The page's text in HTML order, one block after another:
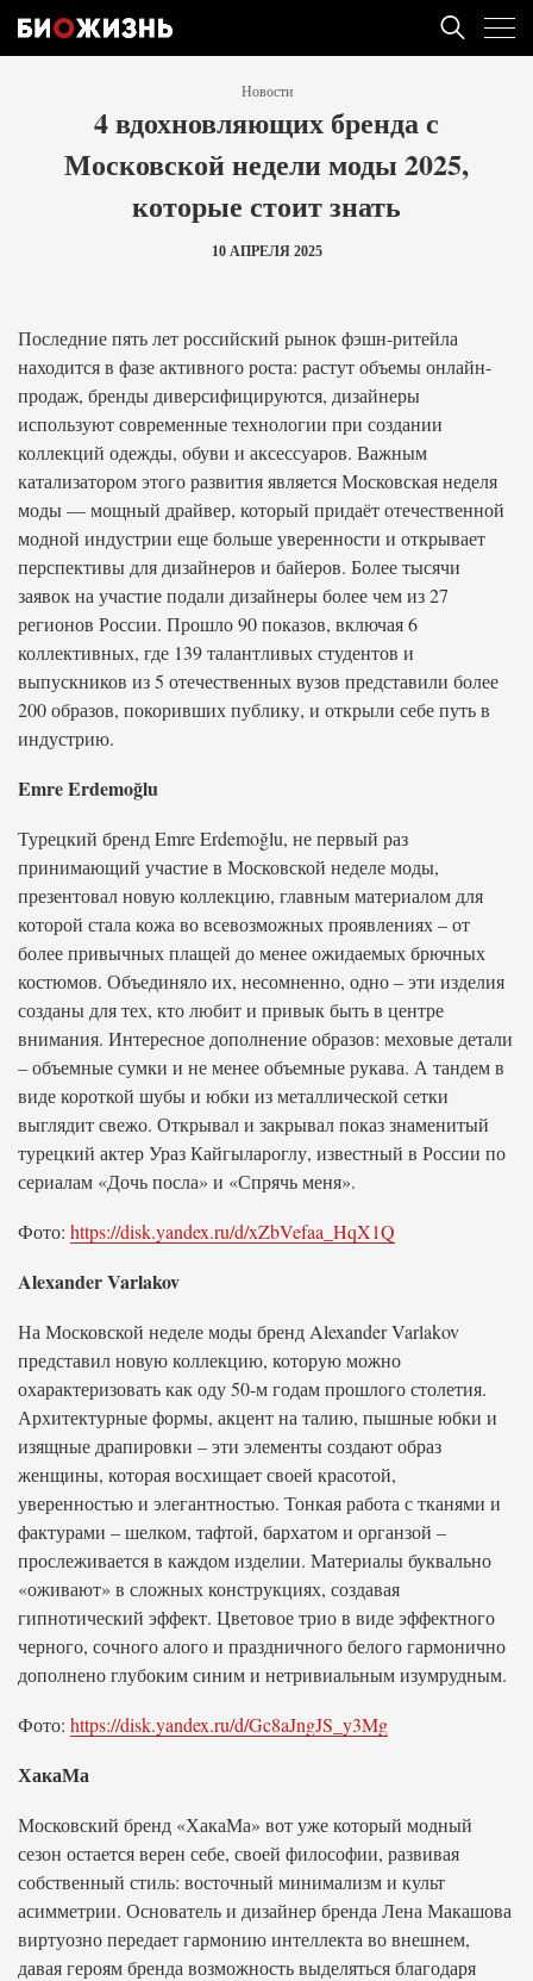
Новости
4 вдохновляющих бренда с
Московской недели моды 2025,
которые стоит знать
10 АПРЕЛЯ 2025
Последние пять лет российский рынок фэшн-ритейла
находится в фазе активного роста: растут объемы онлайн-
продаж, бренды диверсифицируются, дизайнеры
используют современные технологии при создании
коллекций одежды, обуви и аксессуаров. Важным
катализатором этого развития является Московская неделя
моды — мощный драйвер, который придаёт отечественной
модной индустрии еще больше уверенности и открывает
перспективы для дизайнеров и байеров. Более тысячи
заявок на участие подали дизайнеры более чем из 27
регионов России. Прошло 90 показов, включая 6
коллективных, где 139 талантливых студентов и
выпускников из 5 отечественных вузов представили более
200 образов, покоривших публику, и открыли себе путь в
индустрию.
Emre Erdemoğlu
Турецкий бренд Emre Erdemoğlu, не первый раз
принимающий участие в Московской неделе моды,
презентовал новую коллекцию, главным материалом для
которой стала кожа во всевозможных проявлениях – от
более привычных плащей до менее ожидаемых брючных
костюмов. Объединяло их, несомненно, одно – эти изделия
созданы для тех, кто любит и привык быть в центре
внимания. Интересное дополнение образов: меховые детали
– объемные сумки и не менее объемные рукава. А тандем в
виде короткой шубы и юбки из металлической сетки
выглядит свежо. Открывал и закрывал показ знаменитый
турецкий актер Ураз Кайгылароглу, известный в России по
сериалам «Дочь посла» и «Спрячь меня».
Фото: https://disk.yandex.ru/d/xZbVefaa_HqX1Q
Alexander Varlakov
На Московской неделе моды бренд Alexander Varlakov
представил новую коллекцию, которую можно
охарактеризовать как оду 50-м годам прошлого столетия.
Архитектурные формы, акцент на талию, пышные юбки и
изящные драпировки – эти элементы создают образ
женщины, которая восхищает своей красотой,
уверенностью и элегантностью. Тонкая работа с тканями и
фактурами – шелком, тафтой, бархатом и органзой –
прослеживается в каждом изделии. Материалы буквально
«оживают» в сложных конструкциях, создавая
гипнотический эффект. Цветовое трио в виде эффектного
черного, сочного алого и праздничного белого гармонично
дополнено глубоким синим и нетривиальным изумрудным.
Фото: https://disk.yandex.ru/d/Gc8aJngJS_y3Mg
ХакаМа
Московский бренд «ХакаМа» вот уже который модный
сезон остается верен себе, своей философии, развивая
собственный стиль: восточный минимализм и культ
асимметрии. Основатель и дизайнер бренда Лена Макашова
виртуозно передает гармонию интеллекта во внешнем,
давая героям бренда возможность выделяться благодаря